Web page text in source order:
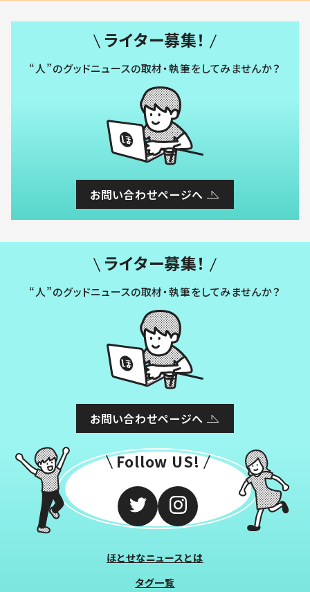
ライター募集！
“人”のグッドニュースの取材・執筆をしてみませんか？
お問い合わせページへ
ライター募集！
“人”のグッドニュースの取材・執筆をしてみませんか？
お問い合わせページへ
Follow US!
ほとせなニュースとは
タグ一覧